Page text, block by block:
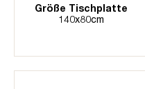
Größe Tischplatte
140x80cm